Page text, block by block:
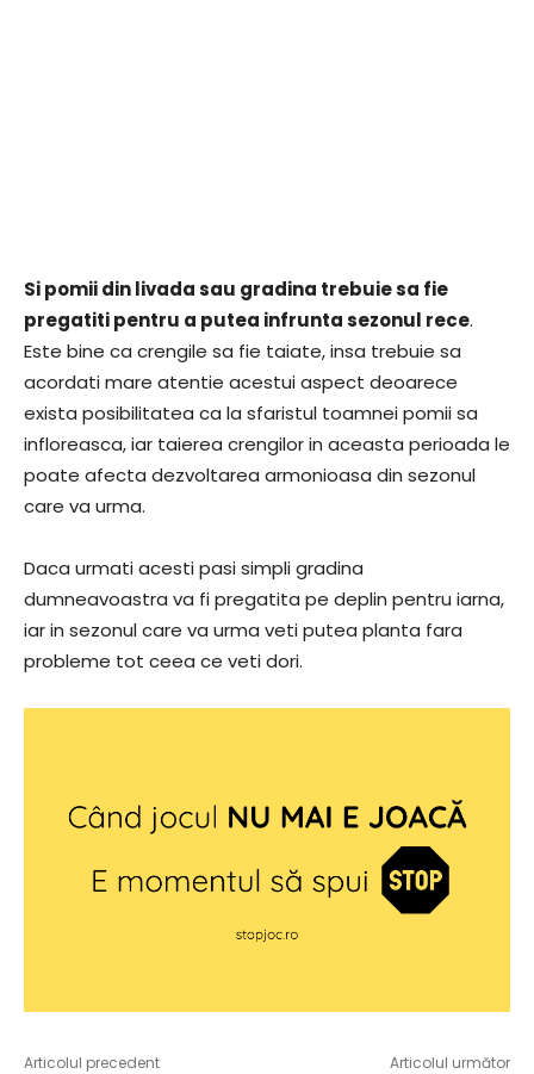
Si pomii din livada sau gradina trebuie sa fie
pregatiti pentru a putea infrunta sezonul rece.
Este bine ca crengile sa fie taiate, insa trebuie sa
acordati mare atentie acestui aspect deoarece
exista posibilitatea ca la sfaristul toamnei pomii sa
infloreasca, iar taierea crengilor in aceasta perioada le
poate afecta dezvoltarea armonioasa din sezonul
care va urma.
Daca urmati acesti pasi simpli gradina
dumneavoastra va fi pregatita pe deplin pentru iarna,
iar in sezonul care va urma veti putea planta fara
probleme tot ceea ce veti dori.
Articolul precedent Articolul următor